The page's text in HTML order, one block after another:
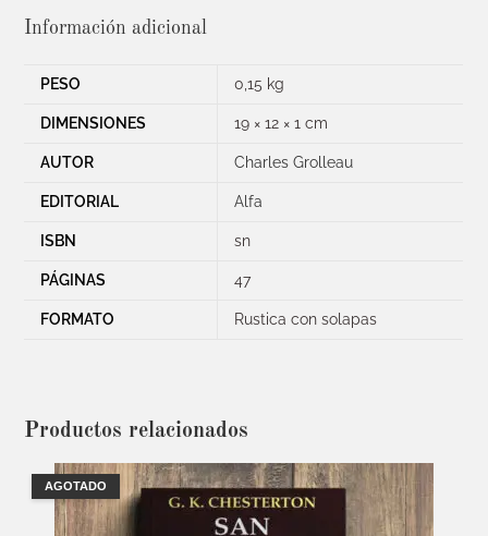
Información adicional
PESO 0,15 kg
DIMENSIONES 19 × 12 × 1 cm
AUTOR Charles Grolleau
EDITORIAL Alfa
ISBN sn
PÁGINAS 47
FORMATO Rustica con solapas
Productos relacionados
AGOTADO